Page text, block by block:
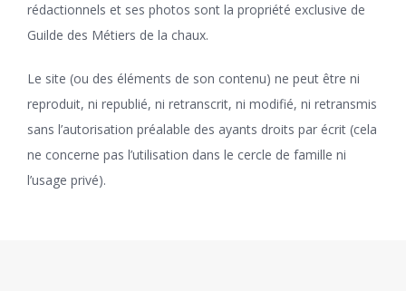
rédactionnels et ses photos sont la propriété exclusive de
Guilde des Métiers de la chaux.
Le site (ou des éléments de son contenu) ne peut être ni
reproduit, ni republié, ni retranscrit, ni modifié, ni retransmis
sans l’autorisation préalable des ayants droits par écrit (cela
ne concerne pas l’utilisation dans le cercle de famille ni
l’usage privé).